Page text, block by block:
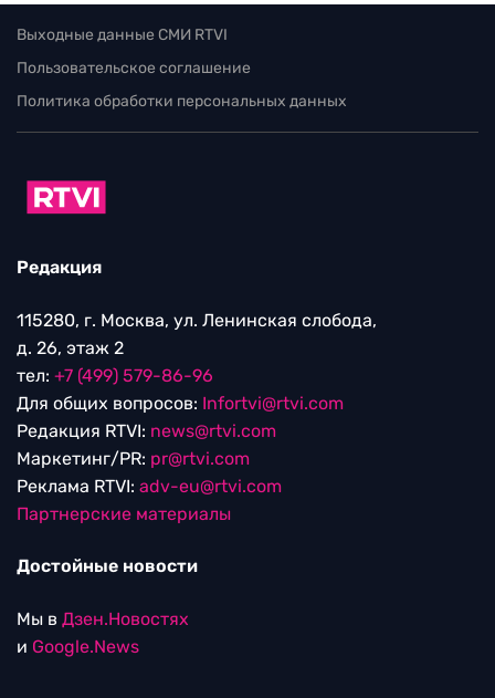
Выходные данные СМИ RTVI
Пользовательское соглашение
Политика обработки персональных данных
Редакция
115280, г. Москва, ул. Ленинская слобода,
д. 26, этаж 2
тел: +7 (499) 579-86-96
Для общих вопросов: Infortvi@rtvi.com
Редакция RTVI: news@rtvi.com
Маркетинг/PR: pr@rtvi.com
Реклама RTVI: adv-eu@rtvi.com
Партнерские материалы
Достойные новости
Мы в Дзен.Новостях
и Google.News